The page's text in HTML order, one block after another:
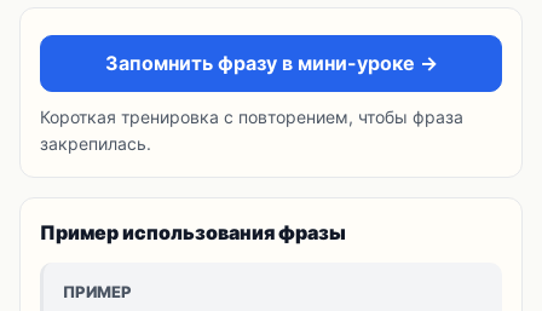
Запомнить фразу в мини-уроке →
Короткая тренировка с повторением, чтобы фраза
закрепилась.
Пример использования фразы
ПРИМЕР